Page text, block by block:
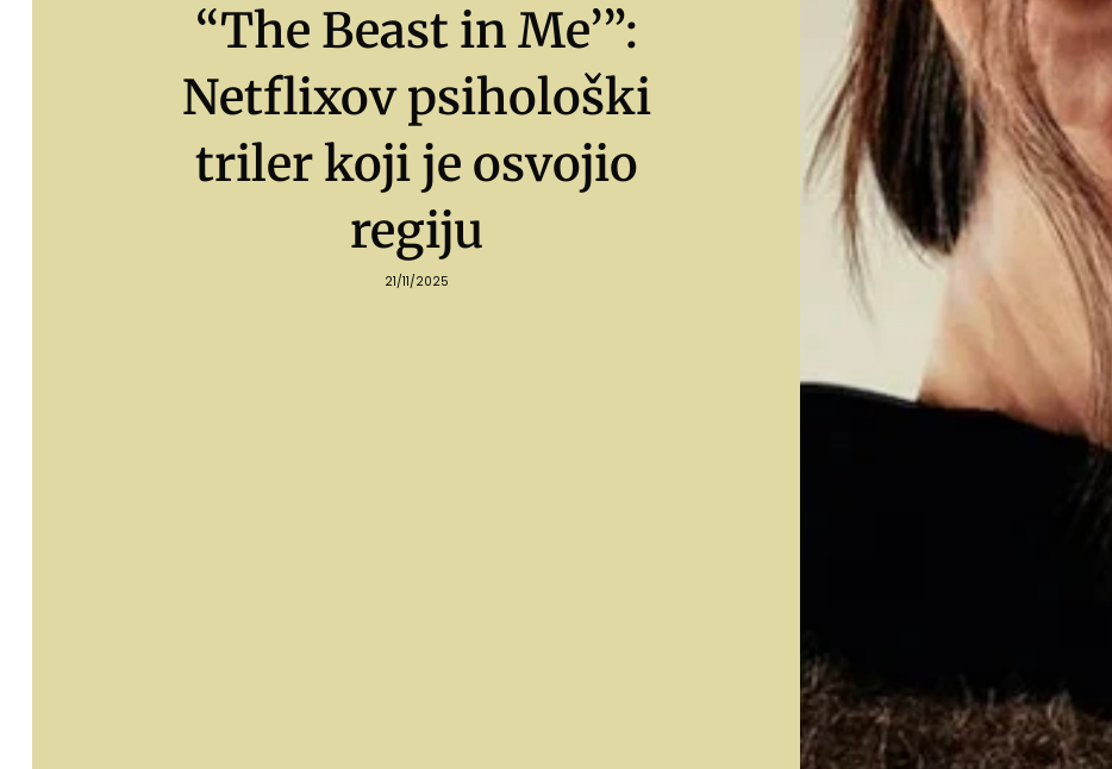
“The Beast in Me’”:
Netflixov psihološki
triler koji je osvojio
regiju
21/11/2025